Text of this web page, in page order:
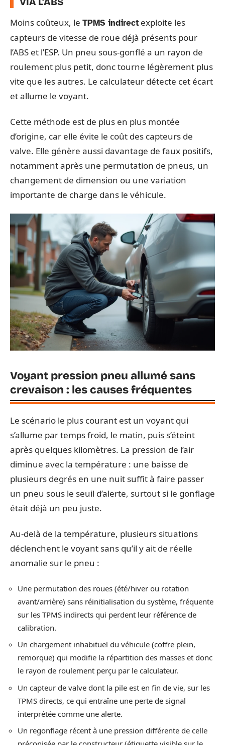
Moins coûteux, le TPMS indirect exploite les
capteurs de vitesse de roue déjà présents pour
l’ABS et l’ESP. Un pneu sous-gonflé a un rayon de
roulement plus petit, donc tourne légèrement plus
vite que les autres. Le calculateur détecte cet écart
et allume le voyant.
Cette méthode est de plus en plus montée
d’origine, car elle évite le coût des capteurs de
valve. Elle génère aussi davantage de faux positifs,
notamment après une permutation de pneus, un
changement de dimension ou une variation
importante de charge dans le véhicule.
Voyant pression pneu allumé sans
crevaison : les causes fréquentes
Le scénario le plus courant est un voyant qui
s’allume par temps froid, le matin, puis s’éteint
après quelques kilomètres. La pression de l’air
diminue avec la température : une baisse de
plusieurs degrés en une nuit suffit à faire passer
un pneu sous le seuil d’alerte, surtout si le gonflage
était déjà un peu juste.
Au-delà de la température, plusieurs situations
déclenchent le voyant sans qu’il y ait de réelle
anomalie sur le pneu :
Une permutation des roues (été/hiver ou rotation
avant/arrière) sans réinitialisation du système, fréquente
sur les TPMS indirects qui perdent leur référence de
calibration.
Un chargement inhabituel du véhicule (coffre plein,
remorque) qui modifie la répartition des masses et donc
le rayon de roulement perçu par le calculateur.
Un capteur de valve dont la pile est en fin de vie, sur les
TPMS directs, ce qui entraîne une perte de signal
interprétée comme une alerte.
Un regonflage récent à une pression différente de celle